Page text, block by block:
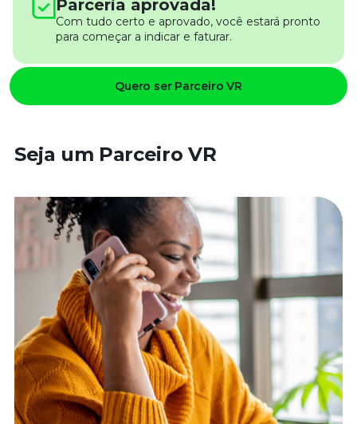
Parceria aprovada!
Com tudo certo e aprovado, você estará pronto
para começar a indicar e faturar.
Quero ser Parceiro VR
Seja um Parceiro VR